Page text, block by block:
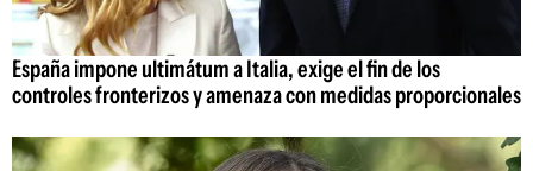
España impone ultimátum a Italia, exige el fin de los
controles fronterizos y amenaza con medidas proporcionales